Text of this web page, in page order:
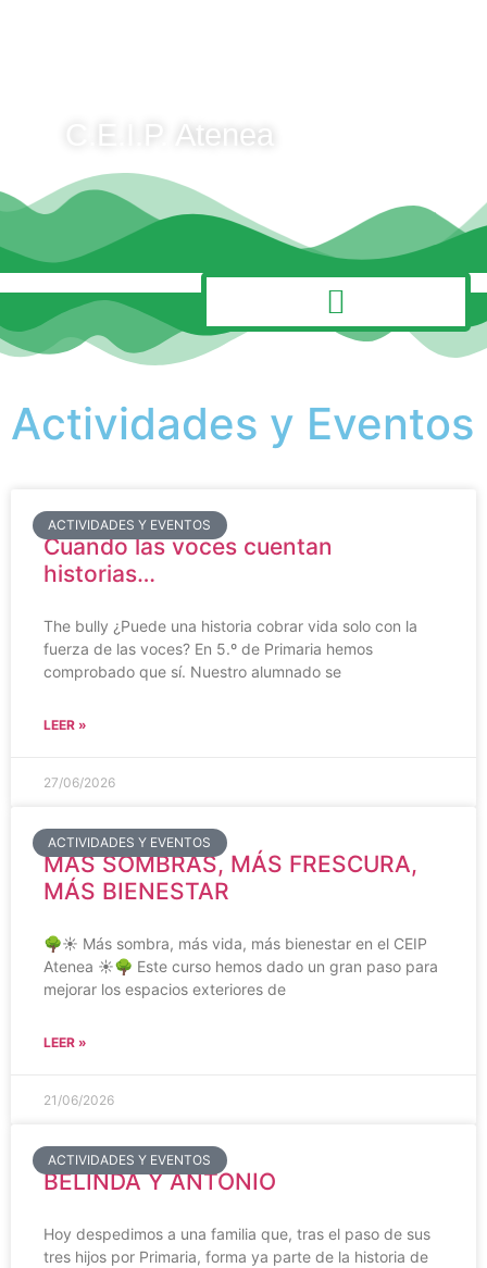
C.E.I.P. Atenea
MENÚ
Actividades y Eventos
ACTIVIDADES Y EVENTOS
Cuando las voces cuentan
historias…
The bully ¿Puede una historia cobrar vida solo con la
fuerza de las voces? En 5.º de Primaria hemos
comprobado que sí. Nuestro alumnado se
LEER »
27/06/2026
ACTIVIDADES Y EVENTOS
MÁS SOMBRAS, MÁS FRESCURA,
MÁS BIENESTAR
🌳☀️ Más sombra, más vida, más bienestar en el CEIP
Atenea ☀️🌳 Este curso hemos dado un gran paso para
mejorar los espacios exteriores de
LEER »
21/06/2026
ACTIVIDADES Y EVENTOS
BELINDA Y ANTONIO
Hoy despedimos a una familia que, tras el paso de sus
tres hijos por Primaria, forma ya parte de la historia de